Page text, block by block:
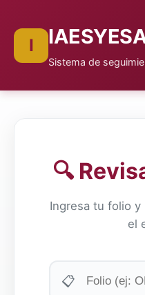
I
Sistema de
🔍
Ingresa tu folio y
el
📋